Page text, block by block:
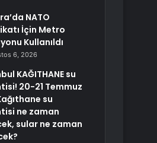
NATO
İçin Metro
Kullanıldı
6, 2026
KAĞITHANE su
20-21 Temmuz
su
ne zaman
sular ne zaman